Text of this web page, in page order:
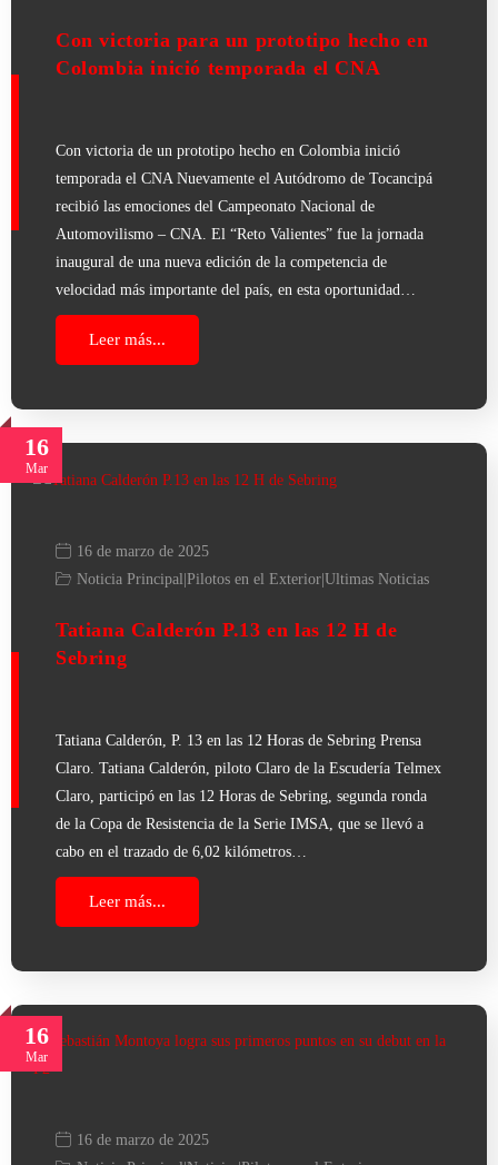
Con victoria para un prototipo hecho en
Colombia inició temporada el CNA
Con victoria de un prototipo hecho en Colombia inició
temporada el CNA Nuevamente el Autódromo de Tocancipá
recibió las emociones del Campeonato Nacional de
Automovilismo – CNA. El “Reto Valientes” fue la jornada
inaugural de una nueva edición de la competencia de
velocidad más importante del país, en esta oportunidad…
Leer más...
16
Mar
16 de marzo de 2025
Noticia Principal Pilotos en el Exterior Ultimas Noticias
Tatiana Calderón P.13 en las 12 H de
Sebring
Tatiana Calderón, P. 13 en las 12 Horas de Sebring Prensa
Claro. Tatiana Calderón, piloto Claro de la Escudería Telmex
Claro, participó en las 12 Horas de Sebring, segunda ronda
de la Copa de Resistencia de la Serie IMSA, que se llevó a
cabo en el trazado de 6,02 kilómetros…
Leer más...
16
Mar
16 de marzo de 2025